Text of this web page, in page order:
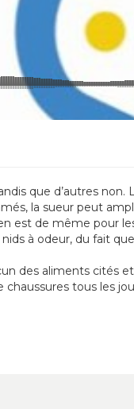
que d’autres
la sueur peut
est de même pour
à odeur, du fait
des aliments cités
tous les